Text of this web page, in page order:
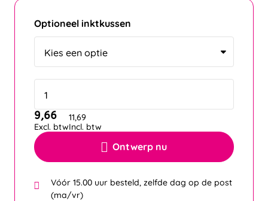
Optioneel inktkussen
Ontwerp nu
9,66
Excl. btw
11,69
Incl. btw
Vóór 15.00 uur besteld, zelfde dag op de post
(ma/vr)